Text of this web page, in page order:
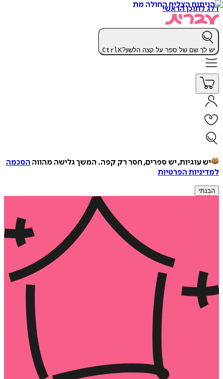
דלג לתוכן הראשי
יש לך שם של ספר על קצה הלשון? CtrlK
יש עוגיות, יש ספרים, חסר רק קפה. המשך גלישה מהווה הסכמה
למדיניות הפרטיות
הבנתי